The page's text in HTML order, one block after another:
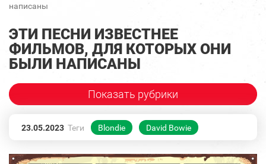
написаны
ЭТИ ПЕСНИ ИЗВЕСТНЕЕ
ФИЛЬМОВ, ДЛЯ КОТОРЫХ ОНИ
БЫЛИ НАПИСАНЫ
Показать рубрики
23.05.2023 Теги Blondie David Bowie